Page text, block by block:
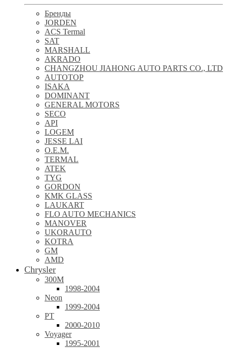
Бренды
JORDEN
ACS Termal
SAT
MARSHALL
AKRADO
CHANGZHOU JIAHONG AUTO PARTS CO., LTD
AUTOTOP
ISAKA
DOMINANT
GENERAL MOTORS
SECO
API
LOGEM
JESSE LAI
O.E.M.
TERMAL
ATEK
TYG
GORDON
KMK GLASS
LAUKART
FLO AUTO MECHANICS
MANOVER
UKORAUTO
KOTRA
GM
AMD
Chrysler
300M
1998-2004
Neon
1999-2004
PT
2000-2010
Voyager
1995-2001